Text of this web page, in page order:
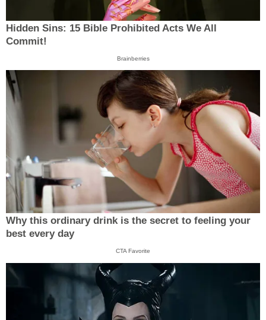
Hidden Sins: 15 Bible Prohibited Acts We All
Commit!
Brainberries
Why this ordinary drink is the secret to feeling your
best every day
CTA Favorite